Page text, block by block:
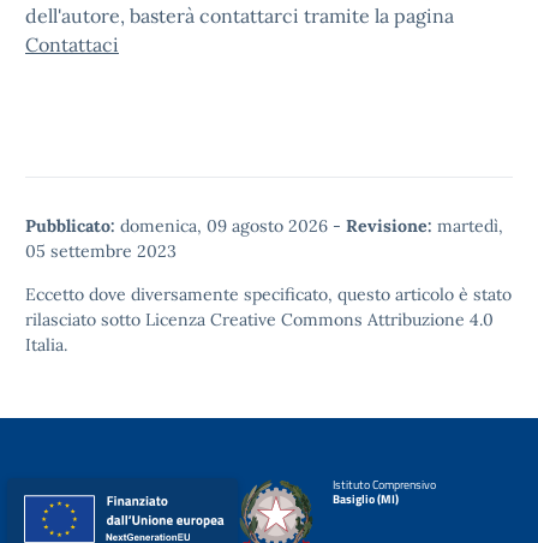
dell'autore, basterà contattarci tramite la pagina
Contattaci
Pubblicato: domenica, 09 agosto 2026 - Revisione: martedì,
05 settembre 2023
Eccetto dove diversamente specificato, questo articolo è stato
rilasciato sotto Licenza Creative Commons Attribuzione 4.0
Italia.
Istituto Comprensivo
Basiglio (MI)